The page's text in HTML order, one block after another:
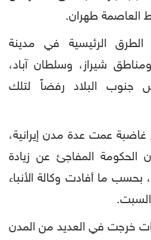
العاصمة طهران.
الرئيسية في مدينة
شيراز، وسلطان آباد،
جنوب البلاد رفضاً لتلك
غاضبة عمت عدة مدن إيرانية،
الحكومة المفاجئ عن زيادة
بحسب ما أفادت وكالة الأنباء
السبت.
خرجت في العديد من المدن